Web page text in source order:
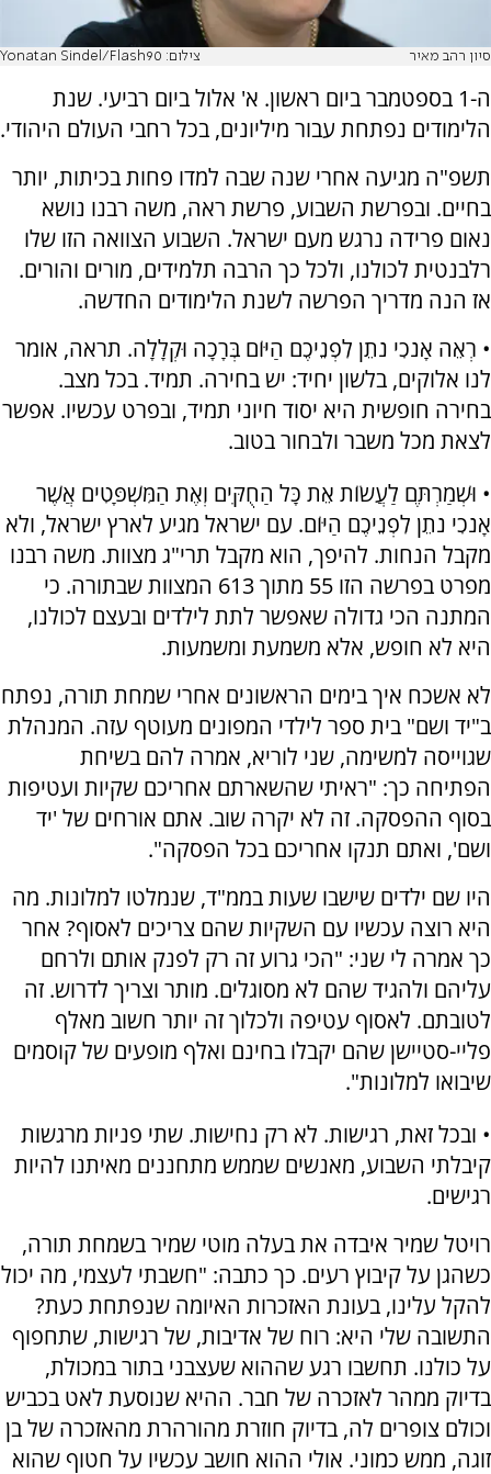
סיון רהב מאיר צילום: Yonatan Sindel/Flash90
ה-1 בספטמבר ביום ראשון. א' אלול ביום רביעי. שנת
הלימודים נפתחת עבור מיליונים, בכל רחבי העולם היהודי.
תשפ"ה מגיעה אחרי שנה שבה למדו פחות בכיתות, יותר
בחיים. ובפרשת השבוע, פרשת ראה, משה רבנו נושא
נאום פרידה נרגש מעם ישראל. השבוע הצוואה הזו שלו
רלבנטית לכולנו, ולכל כך הרבה תלמידים, מורים והורים.
אז הנה מדריך הפרשה לשנת הלימודים החדשה.
• רְאֵה אָנֹכִי נֹתֵן לִפְנֵיכֶם הַיּוֹם בְּרָכָה וּקְלָלָה. תראה, אומר
לנו אלוקים, בלשון יחיד: יש בחירה. תמיד. בכל מצב.
בחירה חופשית היא יסוד חיוני תמיד, ובפרט עכשיו. אפשר
לצאת מכל משבר ולבחור בטוב.
• וּשְׁמַרְתֶּם לַעֲשׂוֹת אֵת כָּל הַחֻקִּים וְאֶת הַמִּשְׁפָּטִים אֲשֶׁר
אָנֹכִי נֹתֵן לִפְנֵיכֶם הַיּוֹם. עם ישראל מגיע לארץ ישראל, ולא
מקבל הנחות. להיפך, הוא מקבל תרי"ג מצוות. משה רבנו
מפרט בפרשה הזו 55 מתוך 613 המצוות שבתורה. כי
המתנה הכי גדולה שאפשר לתת לילדים ובעצם לכולנו,
היא לא חופש, אלא משמעת ומשמעות.
לא אשכח איך בימים הראשונים אחרי שמחת תורה, נפתח
ב"יד ושם" בית ספר לילדי המפונים מעוטף עזה. המנהלת
שגוייסה למשימה, שני לוריא, אמרה להם בשיחת
הפתיחה כך: "ראיתי שהשארתם אחריכם שקיות ועטיפות
בסוף ההפסקה. זה לא יקרה שוב. אתם אורחים של 'יד
ושם', ואתם תנקו אחריכם בכל הפסקה".
היו שם ילדים שישבו שעות בממ"ד, שנמלטו למלונות. מה
היא רוצה עכשיו עם השקיות שהם צריכים לאסוף? אחר
כך אמרה לי שני: "הכי גרוע זה רק לפנק אותם ולרחם
עליהם ולהגיד שהם לא מסוגלים. מותר וצריך לדרוש. זה
לטובתם. לאסוף עטיפה ולכלוך זה יותר חשוב מאלף
פליי-סטיישן שהם יקבלו בחינם ואלף מופעים של קוסמים
שיבואו למלונות".
• ובכל זאת, רגישות. לא רק נחישות. שתי פניות מרגשות
קיבלתי השבוע, מאנשים שממש מתחננים מאיתנו להיות
רגישים.
רויטל שמיר איבדה את בעלה מוטי שמיר בשמחת תורה,
כשהגן על קיבוץ רעים. כך כתבה: "חשבתי לעצמי, מה יכול
להקל עלינו, בעונת האזכרות האיומה שנפתחת כעת?
התשובה שלי היא: רוח של אדיבות, של רגישות, שתחפוף
על כולנו. תחשבו רגע שההוא שעצבני בתור במכולת,
בדיוק ממהר לאזכרה של חבר. ההיא שנוסעת לאט בכביש
וכולם צופרים לה, בדיוק חוזרת מהורהרת מהאזכרה של בן
זוגה, ממש כמוני. אולי ההוא חושב עכשיו על חטוף שהוא